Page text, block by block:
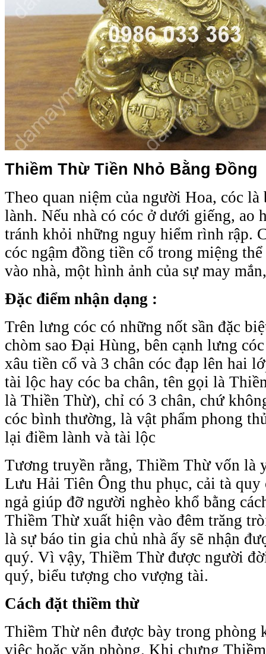
Thiềm Thừ Tiền Nhỏ Bằng Đồng
Theo quan niệm của người Hoa, cóc
lành. Nếu nhà có cóc ở dưới giếng, ao
tránh khỏi những nguy hiểm rình rập.
cóc ngậm đồng tiền cổ trong miệng
vào nhà, một hình ảnh của sự may
Đặc điểm nhận dạng :
Trên lưng cóc có những nốt sần đặc
chòm sao Đại Hùng, bên cạnh lưng
xâu tiền cổ và 3 chân cóc đạp lên hai
tài lộc hay cóc ba chân, tên gọi là
là Thiền Thừ), chỉ có 3 chân, chứ
cóc bình thường, là vật phẩm phong
lại điềm lành và tài lộc
Tương truyền rằng, Thiềm Thừ vốn là
Lưu Hải Tiên Ông thu phục, cải tà
ngả giúp đỡ người nghèo khổ bằng
Thiềm Thừ xuất hiện vào đêm trăng
là sự báo tin gia chủ nhà ấy sẽ nhận
quý. Vì vậy, Thiềm Thừ được người
quý, biểu tượng cho vượng tài.
Cách đặt thiềm thừ
Thiềm Thừ nên được bày trong phòng
việc hoặc văn phòng. Khi chưng